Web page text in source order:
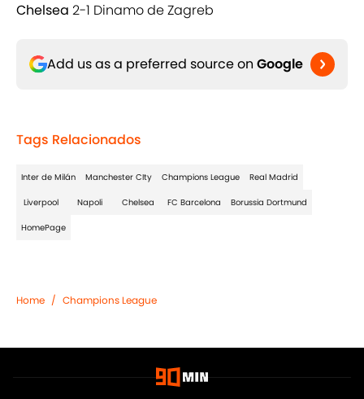
Chelsea 2-1 Dinamo de Zagreb
Add us as a preferred source on Google
Tags Relacionados
Inter de Milán Manchester CIty Champions League Real Madrid
Liverpool Napoli Chelsea FC Barcelona Borussia Dortmund
HomePage
Home / Champions League